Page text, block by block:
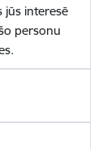
jūs interesē
personu